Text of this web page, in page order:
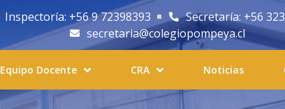
Inspectoría: +56 9 72398393
Secretaría: +56
secretaria@colegiopompeya.cl
Equipo Docente CRA Noticias